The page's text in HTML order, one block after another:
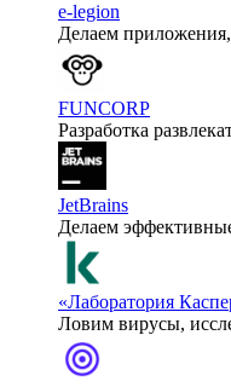
e-legion
Делаем
FUNCORP
Разработка
JetBrains
Делаем
«Лаборатория
Ловим вирусы,